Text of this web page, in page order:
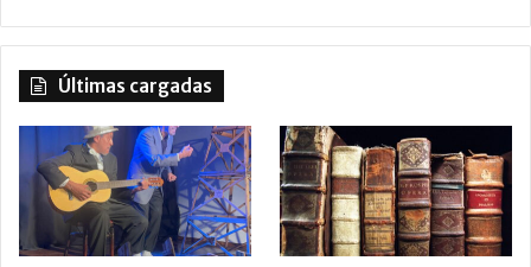
Últimas cargadas